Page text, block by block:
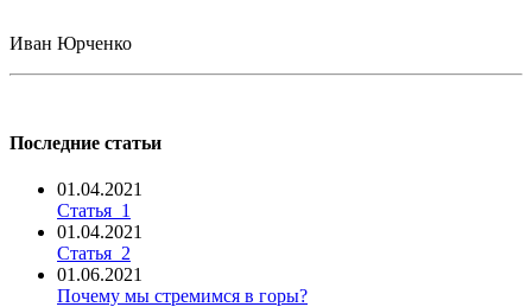
Иван Юрченко
Последние статьи
01.04.2021
Статья_1
01.04.2021
Статья_2
01.06.2021
Почему мы стремимся в горы?